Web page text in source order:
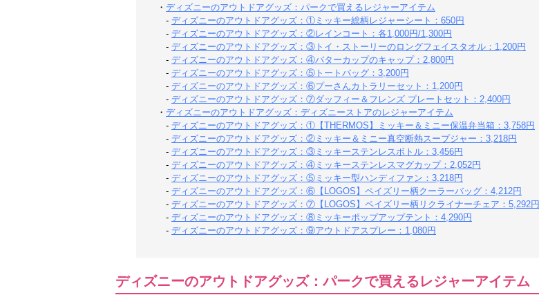
・ ディズニーのアウトドアグッズ：パークで買えるレジャーアイテム
- ディズニーのアウトドアグッズ：①ミッキー総柄レジャーシート：650円
- ディズニーのアウトドアグッズ：②レインコート：各1,000円/1,300円
- ディズニーのアウトドアグッズ：③トイ・ストーリーのロングフェイスタオル：1,200円
- ディズニーのアウトドアグッズ：④バターカップのキャップ：2,800円
- ディズニーのアウトドアグッズ：⑤トートバッグ：3,200円
- ディズニーのアウトドアグッズ：⑥プーさんカトラリーセット：1,200円
- ディズニーのアウトドアグッズ：⑦ダッフィー＆フレンズ プレートセット：2,400円
・ ディズニーのアウトドアグッズ：ディズニーストアのレジャーアイテム
- ディズニーのアウトドアグッズ：①【THERMOS】ミッキー＆ミニー保温弁当箱：3,758円
- ディズニーのアウトドアグッズ：②ミッキー＆ミニー真空断熱スープジャー：3,218円
- ディズニーのアウトドアグッズ：③ミッキーステンレスボトル：3,456円
- ディズニーのアウトドアグッズ：④ミッキーステンレスマグカップ：2,052円
- ディズニーのアウトドアグッズ：⑤ミッキー型ハンディファン：3,218円
- ディズニーのアウトドアグッズ：⑥【LOGOS】ペイズリー柄クーラーバッグ：4,212円
- ディズニーのアウトドアグッズ：⑦【LOGOS】ペイズリー柄リクライナーチェア：5,292円
- ディズニーのアウトドアグッズ：⑧ミッキーポップアップテント：4,290円
- ディズニーのアウトドアグッズ：⑨アウトドアスプレー：1,080円
ディズニーのアウトドアグッズ：パークで買えるレジャーアイテム